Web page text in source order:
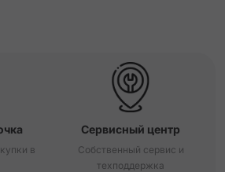
в
Сервисный центр
Собственный сервис и
техподдержка